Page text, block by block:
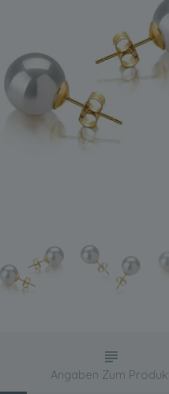
Angaben Zum